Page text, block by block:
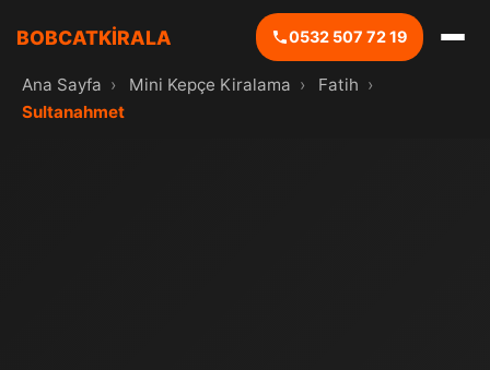
BOBCATKİRALA 0532 507 72 19
Ana Sayfa › Mini Kepçe Kiralama › Fatih ›
Sultanahmet